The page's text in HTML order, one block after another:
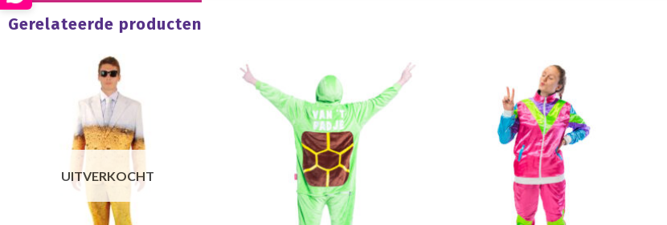
Gerelateerde producten
UITVERKOCHT